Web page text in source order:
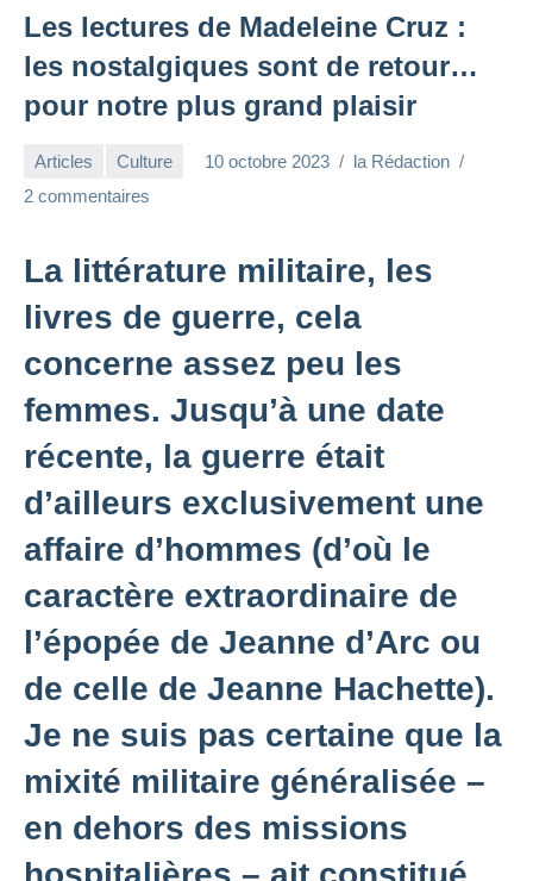
Les lectures de Madeleine Cruz :
les nostalgiques sont de retour…
pour notre plus grand plaisir
Articles Culture 10 octobre 2023
la Rédaction
2 commentaires
La littérature militaire, les
livres de guerre, cela
concerne assez peu les
femmes. Jusqu’à une date
récente, la guerre était
d’ailleurs exclusivement une
affaire d’hommes (d’où le
caractère extraordinaire de
l’épopée de Jeanne d’Arc ou
de celle de Jeanne Hachette).
Je ne suis pas certaine que la
mixité militaire généralisée –
en dehors des missions